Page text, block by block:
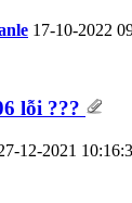
17-10-2022
lỗi ???
12-2021